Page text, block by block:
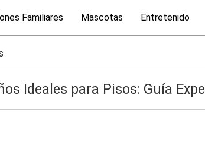
Familiares Mascotas Entretenido
Ideales para Pisos: Guía